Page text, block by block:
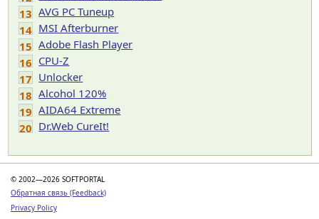
13 AVG PC Tuneup
14 MSI Afterburner
15 Adobe Flash Player
16 CPU-Z
17 Unlocker
18 Alcohol 120%
19 AIDA64 Extreme
20 Dr.Web CureIt!
© 2002—2026 SOFTPORTAL
Обратная связь (Feedback)
Privacy Policy